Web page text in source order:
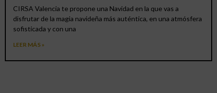
CIRSA Valencia te propone una Navidad en la que vas a
disfrutar de la magia navideña más auténtica, en una atmósfera
sofisticada y con una
LEER MÁS »